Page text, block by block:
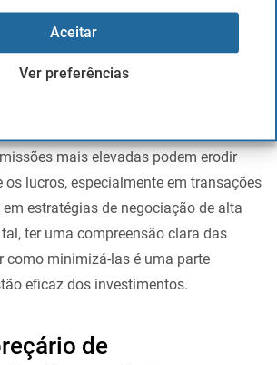
Aceitar
Ver preferências
de negociação, o acesso a diferentes
ativos, entre outros, também devem
ao escolher uma corretora.
mais elevadas podem erodir
lucros, especialmente em transações
estratégias de negociação de alta
ter uma compreensão clara das
como minimizá-las é uma parte
eficaz dos investimentos.
de